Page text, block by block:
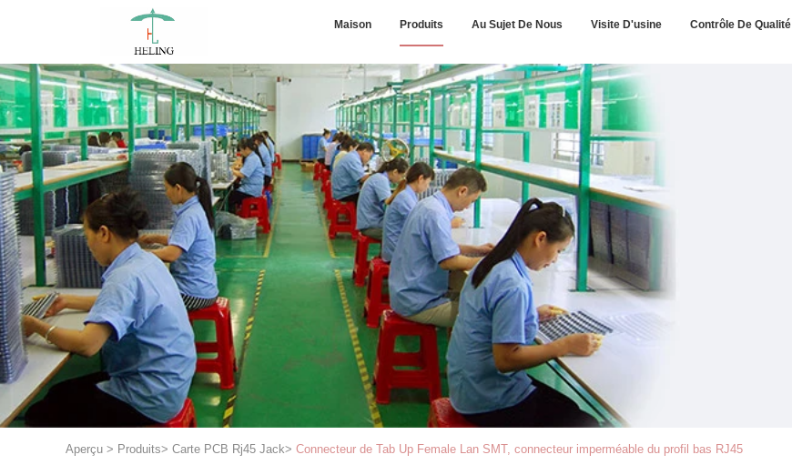
Maison Produits Au Sujet De Nous Visite D'usine Contrôle De Qualité
Aperçu > Produits> Carte PCB Rj45 Jack> Connecteur de Tab Up Female Lan SMT, connecteur imperméable du profil bas RJ45